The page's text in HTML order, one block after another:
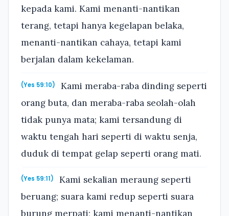
kepada kami. Kami menanti-nantikan
terang, tetapi hanya kegelapan belaka,
menanti-nantikan cahaya, tetapi kami
berjalan dalam kekelaman.
(Yes 59:10)
Kami meraba-raba dinding seperti
orang buta, dan meraba-raba seolah-olah
tidak punya mata; kami tersandung di
waktu tengah hari seperti di waktu senja,
duduk di tempat gelap seperti orang mati.
(Yes 59:11)
Kami sekalian meraung seperti
beruang; suara kami redup seperti suara
burung merpati; kami menanti-nantikan